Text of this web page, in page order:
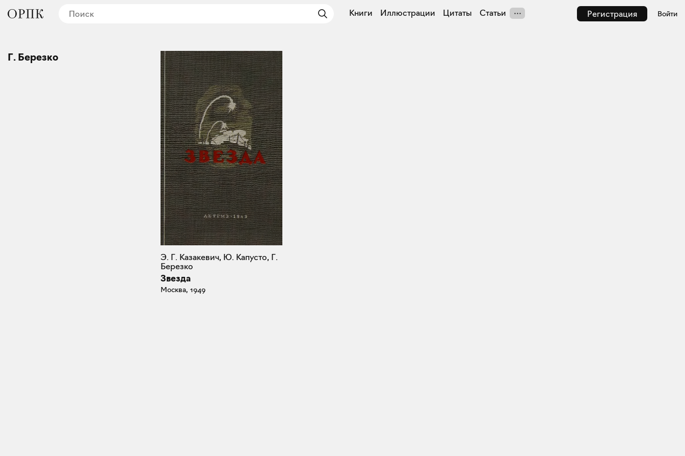
Регистрация Войти
Книги Иллюстрации Цитаты Статьи
Г. Березко
Э. Г. Казакевич, Ю. Капусто, Г.
Березко
Звезда
Москва, 1949